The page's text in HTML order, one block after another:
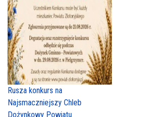
Rusza konkurs na
Najsmaczniejszy Chleb
Dożynkowy Powiatu